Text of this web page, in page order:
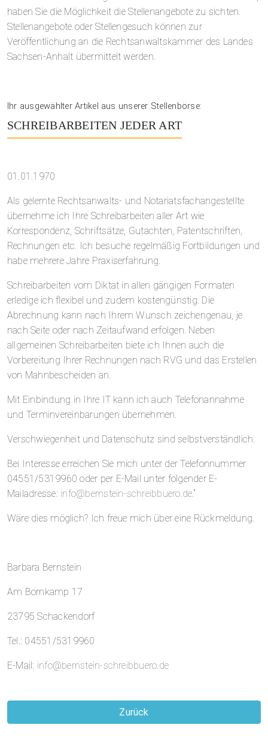
haben Sie die Möglichkeit die Stellenangebote zu sichten.
Stellenangebote oder Stellengesuch können zur
Veröffentlichung an die Rechtsanwaltskammer des Landes
Sachsen-Anhalt übermittelt werden.
Ihr ausgewählter Artikel aus unserer Stellenbörse:
SCHREIBARBEITEN JEDER ART
01.01.1970
Als gelernte Rechtsanwalts- und Notariatsfachangestellte
übernehme ich Ihre Schreibarbeiten aller Art wie
Korrespondenz, Schriftsätze, Gutachten, Patentschriften,
Rechnungen etc. Ich besuche regelmäßig Fortbildungen und
habe mehrere Jahre Praxiserfahrung.
Schreibarbeiten vom Diktat in allen gängigen Formaten
erledige ich flexibel und zudem kostengünstig. Die
Abrechnung kann nach Ihrem Wunsch zeichengenau, je
nach Seite oder nach Zeitaufwand erfolgen. Neben
allgemeinen Schreibarbeiten biete ich Ihnen auch die
Vorbereitung Ihrer Rechnungen nach RVG und das Erstellen
von Mahnbescheiden an.
Mit Einbindung in Ihre IT kann ich auch Telefonannahme
und Terminvereinbarungen übernehmen.
Verschwiegenheit und Datenschutz sind selbstverständlich.
Bei Interesse erreichen Sie mich unter der Telefonnummer
04551/5319960 oder per E-Mail unter folgender E-
Mailadresse: info@bernstein-schreibbuero.de.“
Wäre dies möglich? Ich freue mich über eine Rückmeldung.
Barbara Bernstein
Am Bornkamp 17
23795 Schackendorf
Tel.: 04551/5319960
E-Mail: info@bernstein-schreibbuero.de
Zurück